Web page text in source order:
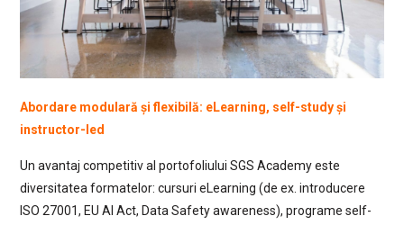
Abordare modulară și flexibilă: eLearning, self-study și
instructor-led
Un avantaj competitiv al portofoliului SGS Academy este
diversitatea formatelor: cursuri eLearning (de ex. introducere
ISO 27001, EU AI Act, Data Safety awareness), programe self-